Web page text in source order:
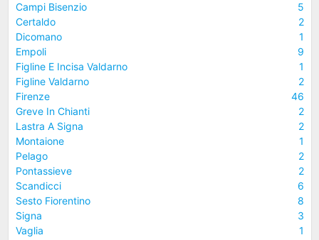
Campi Bisenzio
5
Certaldo
2
Dicomano
1
Empoli
9
Figline E Incisa Valdarno
1
Figline Valdarno
2
Firenze
46
Greve In Chianti
2
Lastra A Signa
2
Montaione
1
Pelago
2
Pontassieve
2
Scandicci
6
Sesto Fiorentino
8
Signa
3
Vaglia
1